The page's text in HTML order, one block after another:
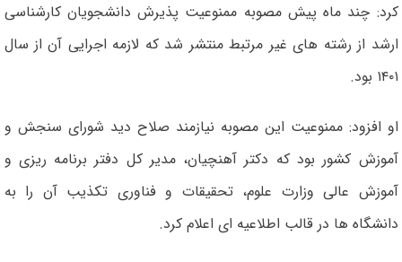
کرد: چند ماه پیش مصوبه ممنوعیت پذیرش دانشجویان کارشناسی
ارشد از رشته های غیر مرتبط منتشر شد که لازمه اجرایی آن از سال
۱۴۰۱ بود.
او افزود: ممنوعیت این مصوبه نیازمند صلاح دید شورای سنجش و
آموزش کشور بود که دکتر آهنچیان، مدیر کل دفتر برنامه ریزی و
آموزش عالی وزارت علوم، تحقیقات و فناوری تکذیب آن را به
دانشگاه ها در قالب اطلاعیه ای اعلام کرد.